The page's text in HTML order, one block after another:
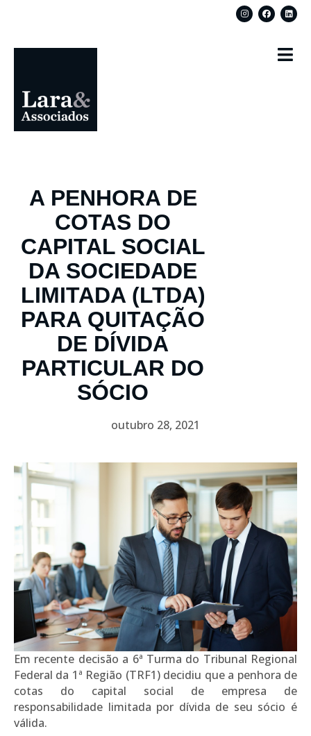
A PENHORA DE
COTAS DO
CAPITAL SOCIAL
DA SOCIEDADE
LIMITADA (LTDA)
PARA QUITAÇÃO
DE DÍVIDA
PARTICULAR DO
SÓCIO
outubro 28, 2021
Em recente decisão a 6ª Turma do Tribunal Regional
Federal da 1ª Região (TRF1) decidiu que a penhora de
cotas do capital social de empresa de
responsabilidade limitada por dívida de seu sócio é
válida.